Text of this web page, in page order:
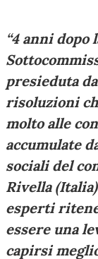
“4 anni dopo
presieduta
risoluzioni
molto alle
accumulate
sociali del
Rivella
esperti
essere una
capirsi